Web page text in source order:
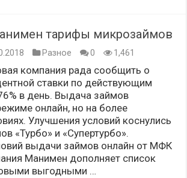
тарифы микрозаймов
Разное 0 1,461
компания рада сообщить о
ставки по действующим
в день. Выдача займов
онлайн, но на более
Улучшения условий коснулись
«Турбо» и «Супертурбо».
выдачи займов онлайн от МФК
Манимен дополняет список
выгодными …